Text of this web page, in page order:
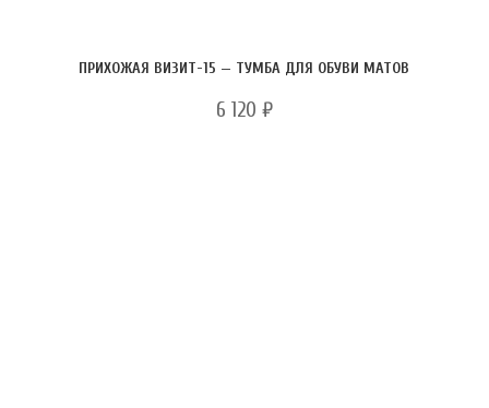
ПРИХОЖАЯ ВИЗИТ-15 — ТУМБА ДЛЯ ОБУВИ МАТОВ
6 120 ₽